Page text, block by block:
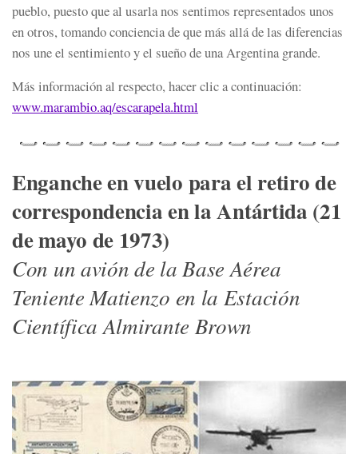
pueblo, puesto que al usarla nos sentimos representados unos
en otros, tomando conciencia de que más allá de las diferencias
nos une el sentimiento y el sueño de una Argentina grande.
Más información al respecto, hacer clic a continuación:
www.marambio.aq/escarapela.html
Enganche en vuelo para el retiro de
correspondencia en la Antártida (21
de mayo de 1973)
Con un avión de la Base Aérea
Teniente Matienzo en la Estación
Científica Almirante Brown